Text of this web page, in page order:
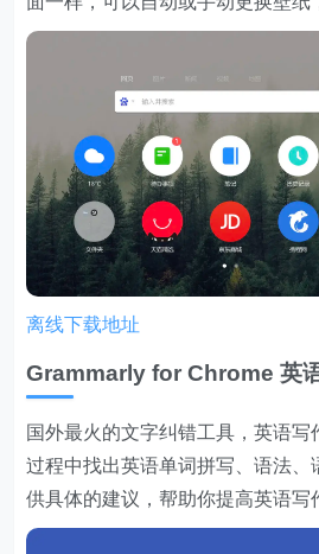
离线下载地址
Grammarly for Chrome 英
国外最火的文字纠错工具，英语写
过程中找出英语单词拼写、语法、
供具体的建议，帮助你提高英语写